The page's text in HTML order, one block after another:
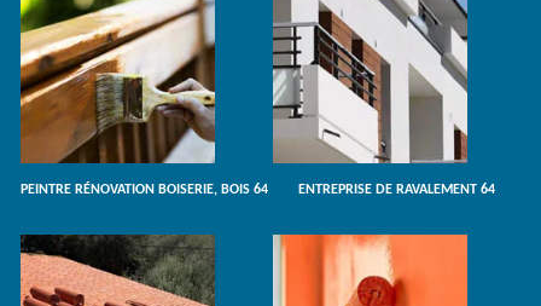
PEINTRE RÉNOVATION BOISERIE, BOIS 64 ENTREPRISE DE RAVALEMENT 64